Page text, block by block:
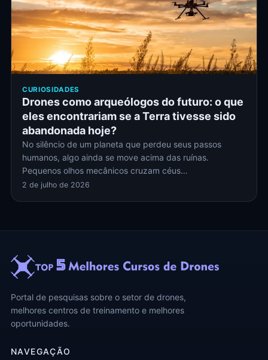
CURIOSIDADES
Drones como arqueólogos do futuro: o que
eles encontrariam se a Terra tivesse sido
abandonada hoje?
No silêncio de um planeta que perdeu seus passos
humanos, algo ainda se move acima das ruínas.
Pequenos olhos mecânicos cruzam céus…
2 de julho de 2026
Portal de pesquisas sobre o setor de drones,
melhores centros de treinamento e melhores
oportunidades.
NAVEGAÇÃO